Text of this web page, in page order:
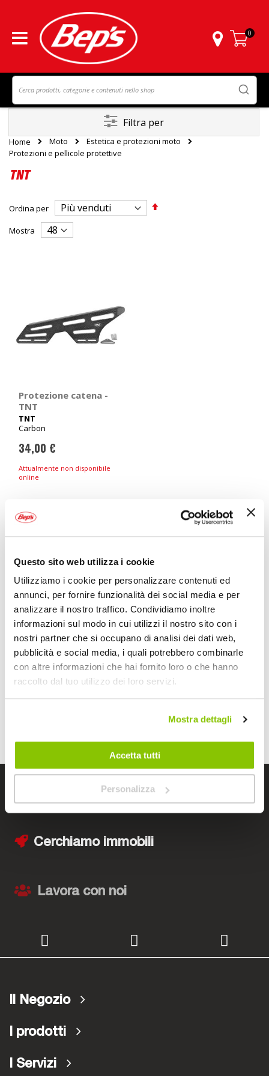
Questo sito web utilizza i cookie
Utilizziamo i cookie per personalizzare contenuti ed
annunci, per fornire funzionalità dei social media e per
analizzare il nostro traffico. Condividiamo inoltre
informazioni sul modo in cui utilizzi il nostro sito con i
nostri partner che si occupano di analisi dei dati web,
pubblicità e social media, i quali potrebbero combinarle
con altre informazioni che hai fornito loro o che hanno
raccolto dal tuo utilizzo dei loro servizi.
Mostra dettagli
Accetta tutti
Personalizza
Carrello
0
Home Moto
Estetica e protezioni moto
Protezioni e pellicole protettive
TNT
Ordina per
Imposta
Mostra
Protezione catena -
TNT
TNT
Carbon
34,00 €
Attualmente non disponibile
online
Sei alla ricerca delle miglioriprotezioniepellicole protettive
protettive e protezioni per motoBep’s potrai selezionare
scooter, delle migliori marche:coprimanubrio ,paramani e
accessori pellicola protettiva,protezione catena,
protezione forcelle,protezione leve ed accessori,
protezione manubrio,protezione pedane,protezione perno
ruota,protezione serbatoio,protezione serbatoio freni
protezione telaio . Tutte le protezioni e pellicole protettive
per moto sono corredato da una approfondita scheda
tecnica, con tutte le informazioni e immagini per soddisfare
qualsiasi curiosità.Tutti i nostri prodotti sono stati selezionati
per rendere il tuo viaggio in moto un’esperienza sicura ed
Filtra per
I negozi Bep's
Cerchiamo immobili
Lavora con noi
Il Negozio
I prodotti
I Servizi